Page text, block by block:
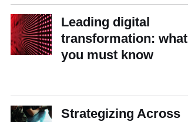
Leading digital
transformation: what
you must know
Strategizing Across